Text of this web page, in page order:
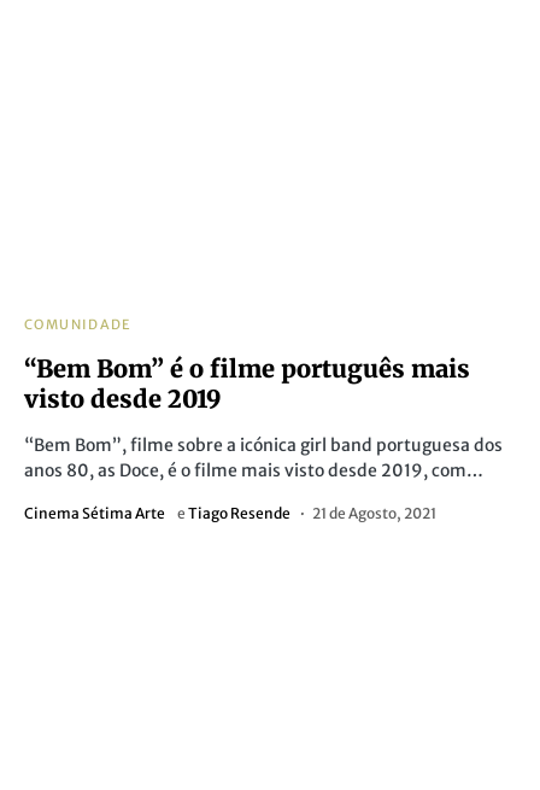
COMUNIDADE
“Bem Bom” é o filme português mais
visto desde 2019
“Bem Bom”, filme sobre a icónica girl band portuguesa dos
anos 80, as Doce, é o filme mais visto desde 2019, com…
Cinema Sétima Arte e Tiago Resende 21 de Agosto, 2021